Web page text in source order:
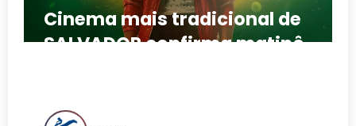
Cinema mais tradicional de
SALVADOR confirma matinê